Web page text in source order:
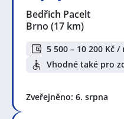
Bedřich Pacelt
Brno (17 km)
5 500 – 10 200 Kč /
Vhodné také pro
Zveřejněno: 6. srpna